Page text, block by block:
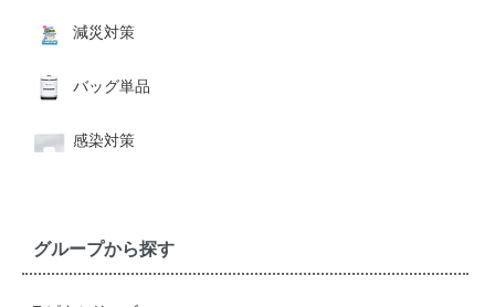
減災対策
バッグ単品
感染対策
グループから探す